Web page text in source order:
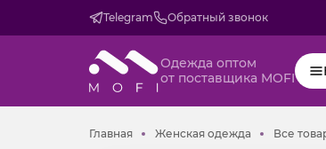
Telegram Обратный звонок
Одежда оптом
от поставщика MOFI
ГлавнаяГлавнаяЖенская одежда Женская
Все